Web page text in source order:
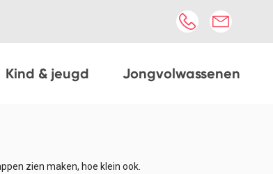
Kind & jeugd Jongvolwassenen
zien maken, hoe klein ook.